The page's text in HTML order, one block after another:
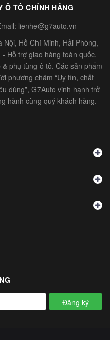
Ô TÔ CHÍNH HÃNG
lienhe@g7auto.vn
Hồ Chí Minh, Hải Phòng,
- Hỗ trợ giao hàng toàn quốc.
phụ tùng ô tô. Các sản phẩm
phương châm “Uy tín, chất
dùng”, G7Auto vinh hạnh trở
hành cùng quý khách hàng.
Đăng ký